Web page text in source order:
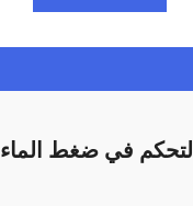
التحكم في ضغط الماء